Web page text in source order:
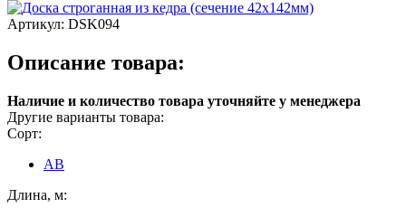
Артикул: DSK094
Описание товара:
Наличие и количество товара уточняйте у менеджера
Другие варианты товара:
Сорт:
AB
Длина, м: